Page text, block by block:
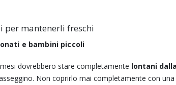
per mantenerli freschi
e bambini piccoli
dovrebbero stare completamente lontani
Non coprirlo mai completamente con